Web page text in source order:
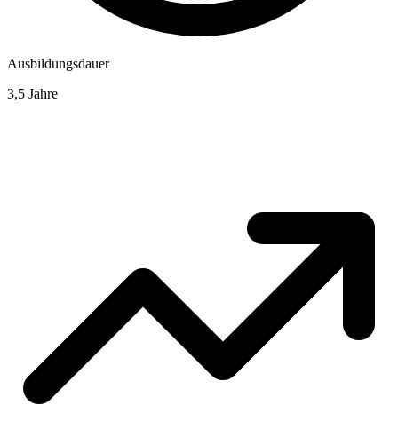
Ausbildungsdauer
3,5 Jahre